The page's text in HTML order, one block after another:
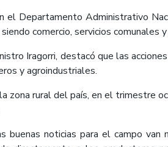
el Departamento Administrativo
siendo comercio, servicios
Iragorri, destacó que las
y agroindustriales.
zona rural del país, en el trimestre
buenas noticias para el campo